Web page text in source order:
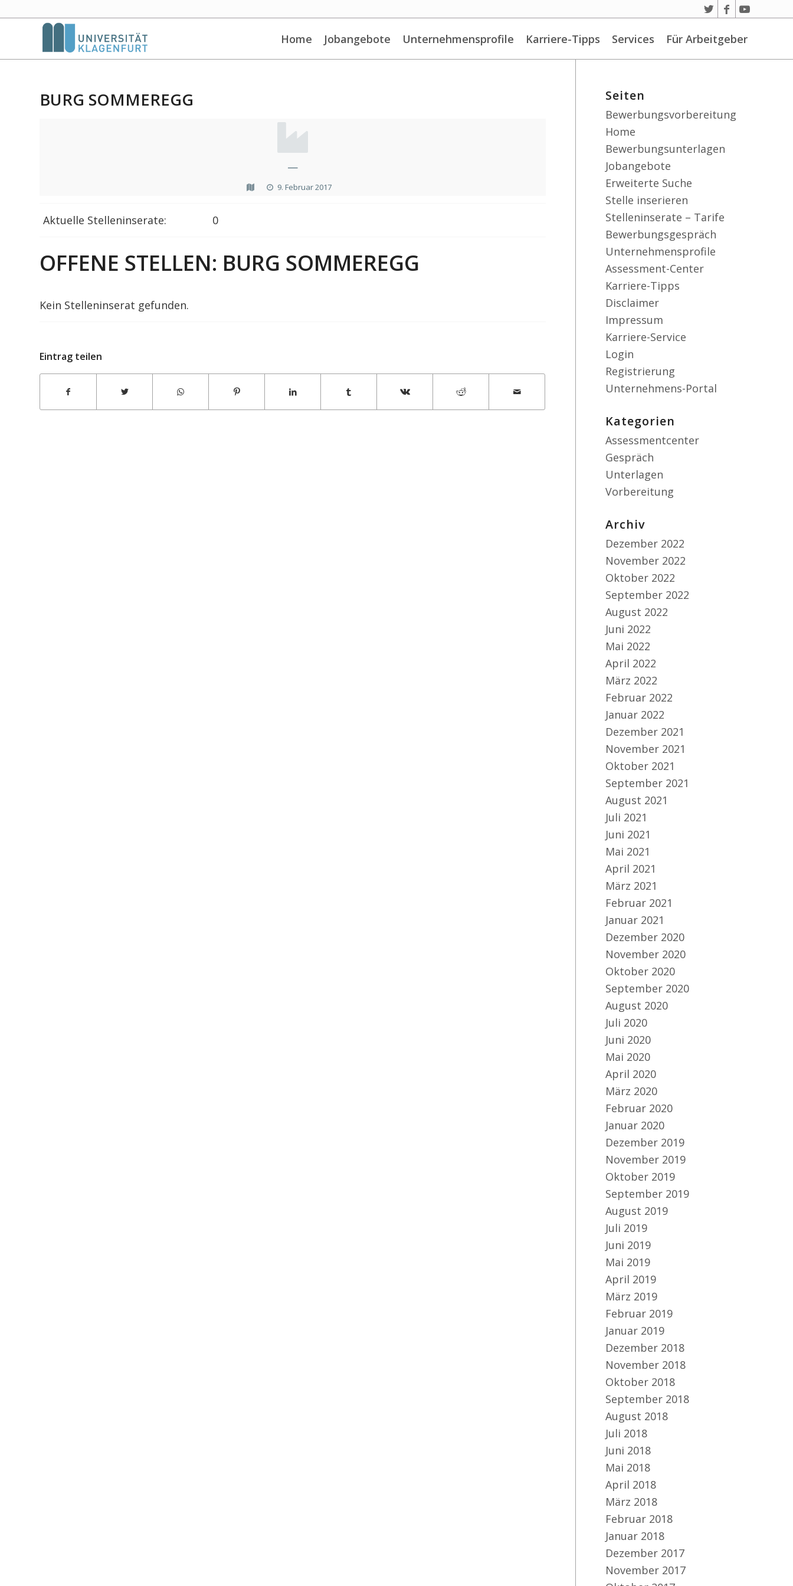
Home Jobangebote Unternehmensprofile Karriere-Tipps Services Für Arbeitgeber
BURG SOMMEREGG
—
9. Februar 2017
Aktuelle Stelleninserate: 0
OFFENE STELLEN: BURG SOMMEREGG
Kein Stelleninserat gefunden.
Eintrag teilen
Seiten
Bewerbungsvorbereitung
Home
Bewerbungsunterlagen
Jobangebote
Erweiterte Suche
Stelle inserieren
Stelleninserate – Tarife
Bewerbungsgespräch
Unternehmensprofile
Assessment-Center
Karriere-Tipps
Disclaimer
Impressum
Karriere-Service
Login
Registrierung
Unternehmens-Portal
Kategorien
Assessmentcenter
Gespräch
Unterlagen
Vorbereitung
Archiv
Dezember 2022
November 2022
Oktober 2022
September 2022
August 2022
Juni 2022
Mai 2022
April 2022
März 2022
Februar 2022
Januar 2022
Dezember 2021
November 2021
Oktober 2021
September 2021
August 2021
Juli 2021
Juni 2021
Mai 2021
April 2021
März 2021
Februar 2021
Januar 2021
Dezember 2020
November 2020
Oktober 2020
September 2020
August 2020
Juli 2020
Juni 2020
Mai 2020
April 2020
März 2020
Februar 2020
Januar 2020
Dezember 2019
November 2019
Oktober 2019
September 2019
August 2019
Juli 2019
Juni 2019
Mai 2019
April 2019
März 2019
Februar 2019
Januar 2019
Dezember 2018
November 2018
Oktober 2018
September 2018
August 2018
Juli 2018
Juni 2018
Mai 2018
April 2018
März 2018
Februar 2018
Januar 2018
Dezember 2017
November 2017